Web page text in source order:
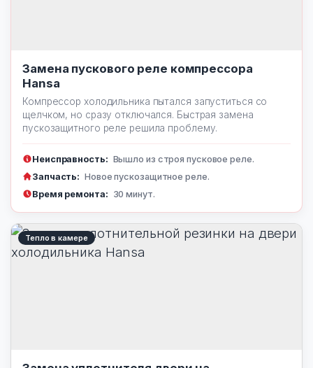
Замена пускового реле компрессора
Hansa
Компрессор холодильника пытался запуститься со
щелчком, но сразу отключался. Быстрая замена
пускозащитного реле решила проблему.
Неисправность: Вышло из строя пусковое реле.
Запчасть: Новое пускозащитное реле.
Время ремонта: 30 минут.
Тепло в камере